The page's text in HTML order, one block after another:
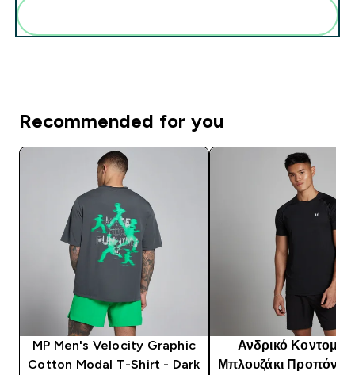
Recommended for you
MP Men's Velocity Graphic
Cotton Modal T-Shirt - Dark
Ανδρικό
Μπλουζάκι